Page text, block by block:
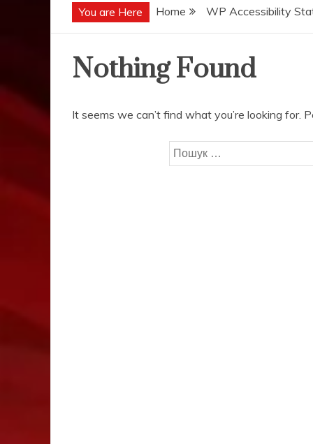
You are Here Home WP Accessibility
Nothing Found
It seems we can’t find what you’re looking for.
Пошук: